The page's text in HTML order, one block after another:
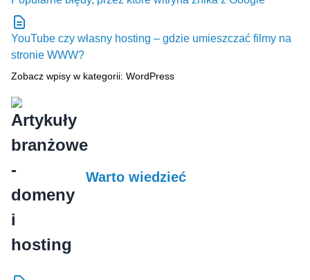
YouTube czy własny hosting – gdzie umieszczać filmy na
stronie WWW?
Zobacz wpisy w kategorii: WordPress
Warto wiedzieć